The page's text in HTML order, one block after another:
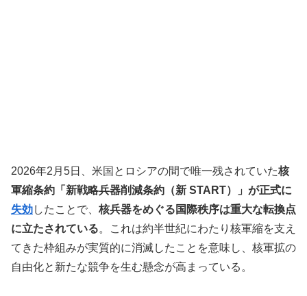
2026年2月5日、米国とロシアの間で唯一残されていた核
軍縮条約「新戦略兵器削減条約（新 START）」が正式に
失効したことで、 核兵器をめぐる国際秩序は重大な転換点
に立たされている。これは約半世紀にわたり核軍縮を支え
てきた枠組みが実質的に消滅したことを意味し、核軍拡の
自由化と新たな競争を生む懸念が高まっている。